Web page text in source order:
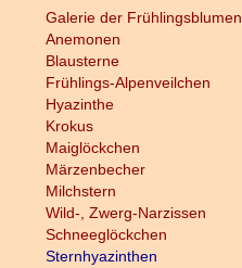
Galerie der Frühlingsblumen
Anemonen
Blausterne
Frühlings-Alpenveilchen
Hyazinthe
Krokus
Maiglöckchen
Märzenbecher
Milchstern
Wild-, Zwerg-Narzissen
Schneeglöckchen
Sternhyazinthen